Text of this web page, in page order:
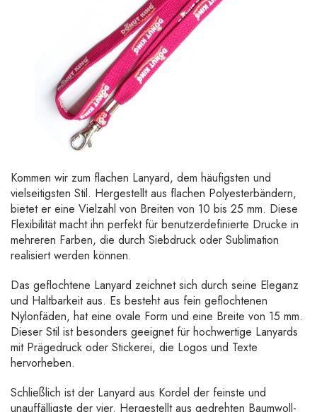
Kommen wir zum flachen Lanyard, dem häufigsten und
vielseitigsten Stil. Hergestellt aus flachen Polyesterbändern,
bietet er eine Vielzahl von Breiten von 10 bis 25 mm. Diese
Flexibilität macht ihn perfekt für benutzerdefinierte Drucke in
mehreren Farben, die durch Siebdruck oder Sublimation
realisiert werden können.
Das geflochtene Lanyard zeichnet sich durch seine Eleganz
und Haltbarkeit aus. Es besteht aus fein geflochtenen
Nylonfäden, hat eine ovale Form und eine Breite von 15 mm.
Dieser Stil ist besonders geeignet für hochwertige Lanyards
mit Prägedruck oder Stickerei, die Logos und Texte
hervorheben.
Schließlich ist der Lanyard aus Kordel der feinste und
unauffälligste der vier. Hergestellt aus gedrehten Baumwoll-